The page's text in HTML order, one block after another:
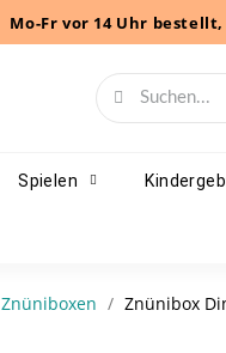
Mo-Fr vor 14 Uhr
Spielen
Znüniboxen Znünibox